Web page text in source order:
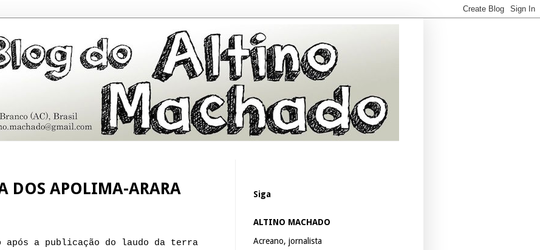
DOS APOLIMA-ARARA
após a publicação do laudo da terra
Siga
ALTINO MACHADO
Acreano, jornalista